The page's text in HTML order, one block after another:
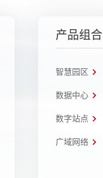
产品组合
智慧园区
数据中心
数字站点
广域网络